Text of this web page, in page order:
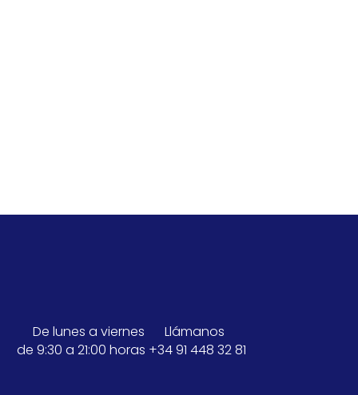
De lunes a viernes
de 9:30 a 21:00 horas
Llámanos
+34 91 448 32 81